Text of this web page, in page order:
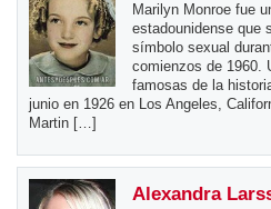
Marilyn Monroe fue
estadounidense que
símbolo sexual
comienzos de 1960.
famosas de la
junio en 1926 en Los Angeles,
Martin […]
Alexandra